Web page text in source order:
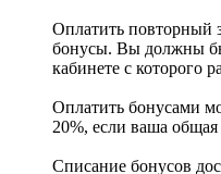
Оплатить повторный
бонусы. Вы должны
кабинете с которого
Оплатить бонусами
20%, если ваша общая
Списание бонусов